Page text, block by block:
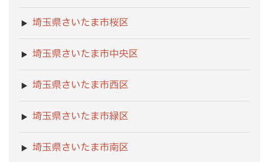
埼玉県さいたま市桜区
埼玉県さいたま市中央区
埼玉県さいたま市西区
埼玉県さいたま市緑区
埼玉県さいたま市南区